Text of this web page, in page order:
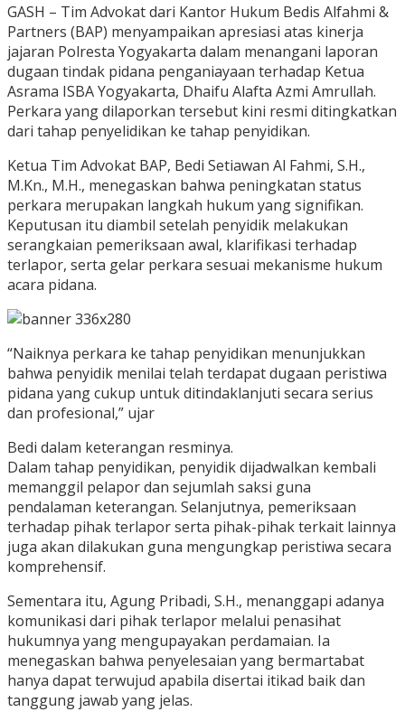
GASH – Tim Advokat dari Kantor Hukum Bedis Alfahmi &
Partners (BAP) menyampaikan apresiasi atas kinerja
jajaran Polresta Yogyakarta dalam menangani laporan
dugaan tindak pidana penganiayaan terhadap Ketua
Asrama ISBA Yogyakarta, Dhaifu Alafta Azmi Amrullah.
Perkara yang dilaporkan tersebut kini resmi ditingkatkan
dari tahap penyelidikan ke tahap penyidikan.
Ketua Tim Advokat BAP, Bedi Setiawan Al Fahmi, S.H.,
M.Kn., M.H., menegaskan bahwa peningkatan status
perkara merupakan langkah hukum yang signifikan.
Keputusan itu diambil setelah penyidik melakukan
serangkaian pemeriksaan awal, klarifikasi terhadap
terlapor, serta gelar perkara sesuai mekanisme hukum
acara pidana.
“Naiknya perkara ke tahap penyidikan menunjukkan
bahwa penyidik menilai telah terdapat dugaan peristiwa
pidana yang cukup untuk ditindaklanjuti secara serius
dan profesional,” ujar
Bedi dalam keterangan resminya.
Dalam tahap penyidikan, penyidik dijadwalkan kembali
memanggil pelapor dan sejumlah saksi guna
pendalaman keterangan. Selanjutnya, pemeriksaan
terhadap pihak terlapor serta pihak-pihak terkait lainnya
juga akan dilakukan guna mengungkap peristiwa secara
komprehensif.
Sementara itu, Agung Pribadi, S.H., menanggapi adanya
komunikasi dari pihak terlapor melalui penasihat
hukumnya yang mengupayakan perdamaian. Ia
menegaskan bahwa penyelesaian yang bermartabat
hanya dapat terwujud apabila disertai itikad baik dan
tanggung jawab yang jelas.